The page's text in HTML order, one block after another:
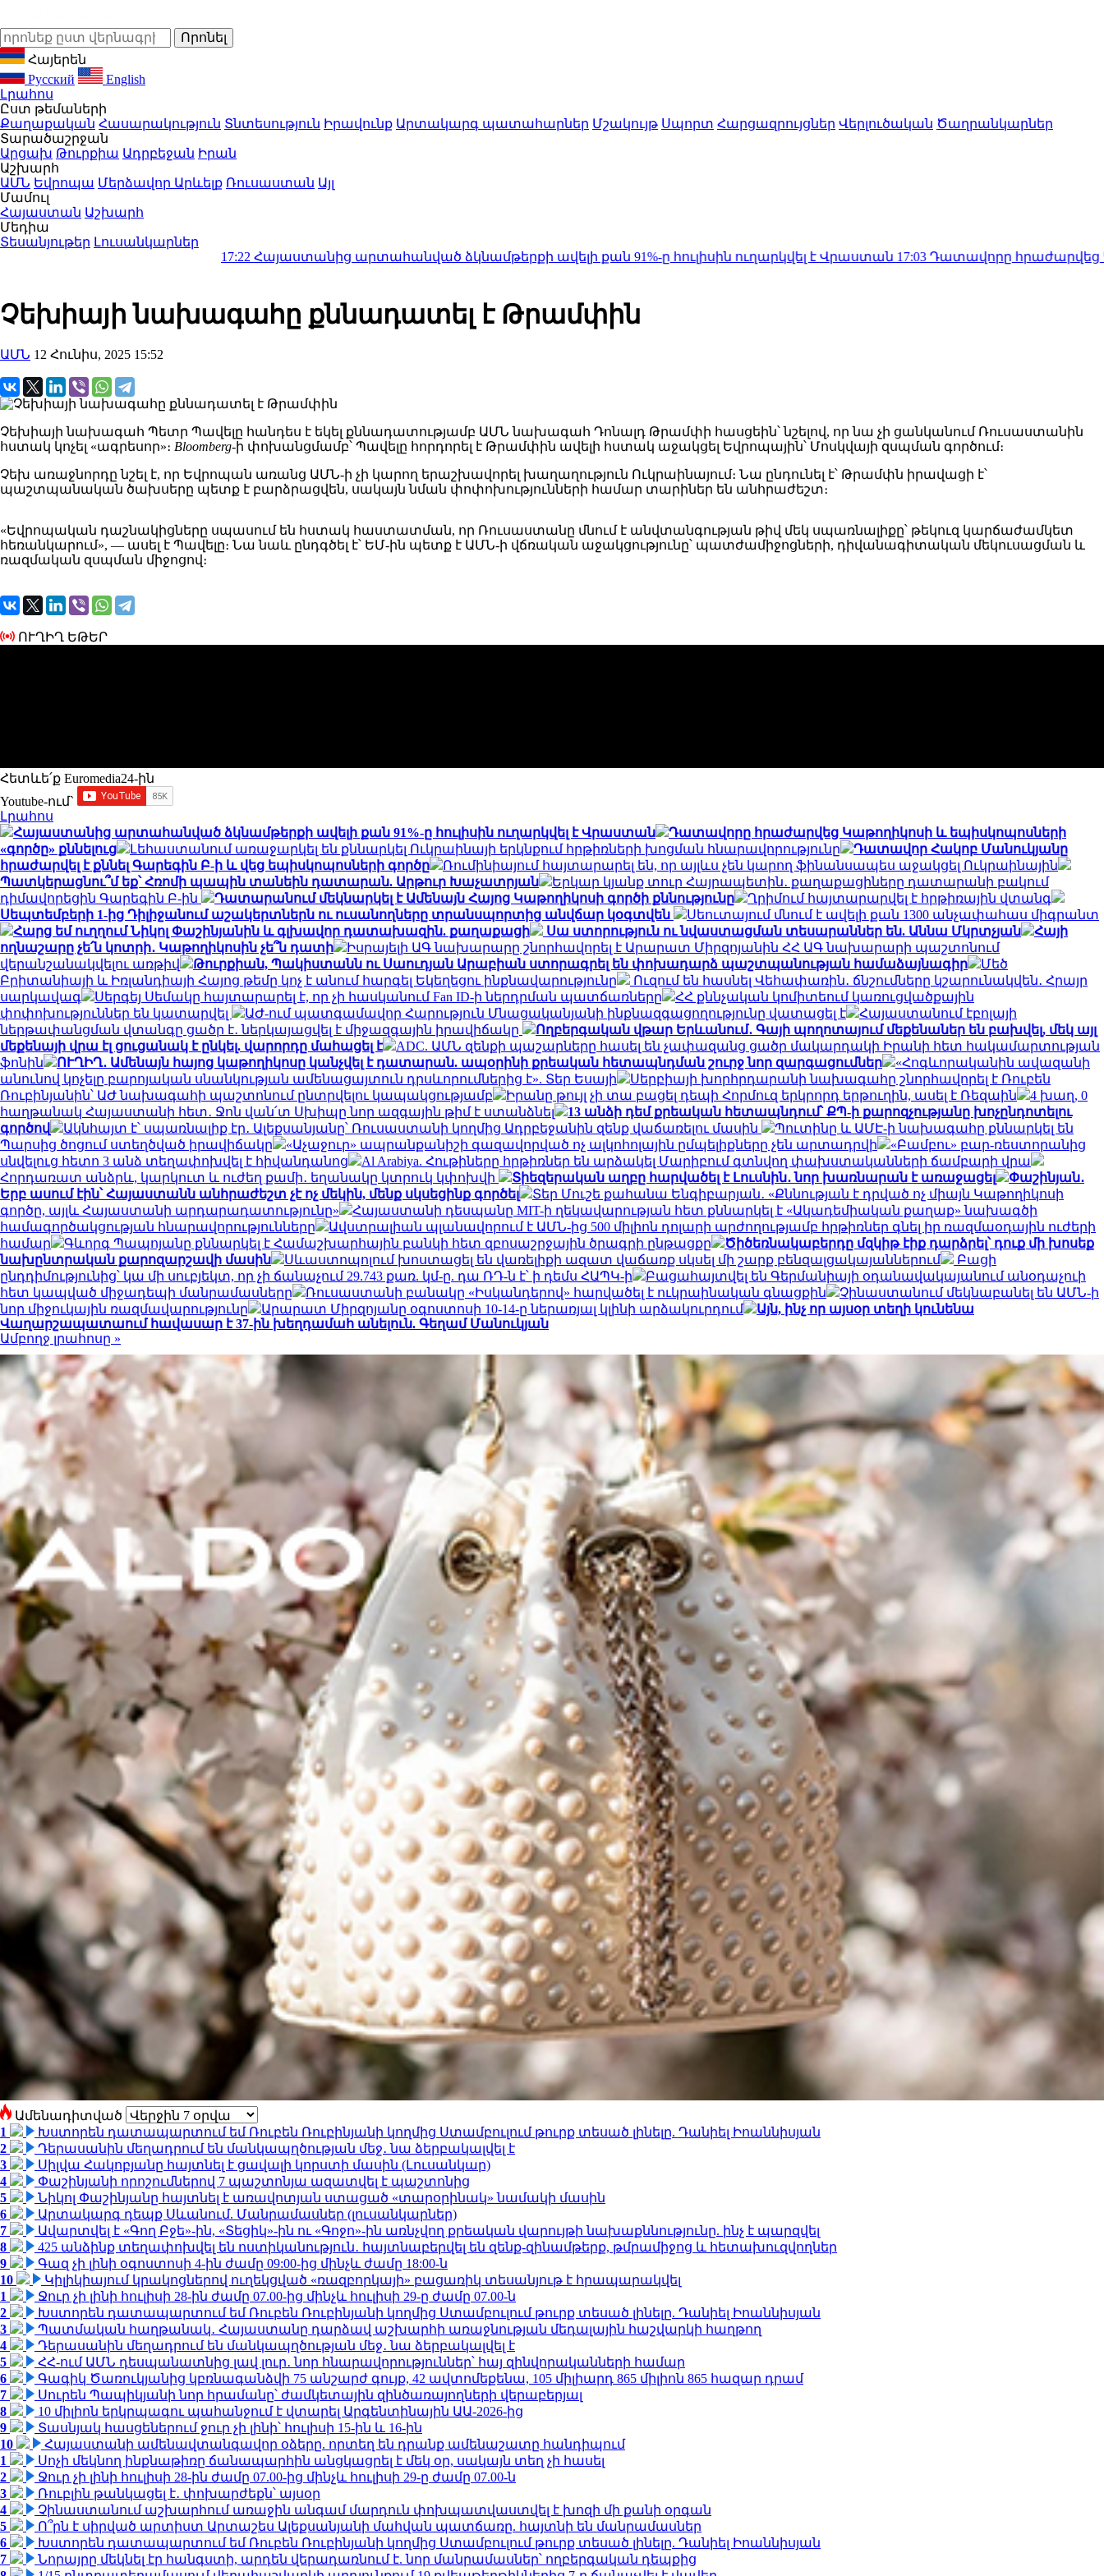
Հայերեն
Русский
English
Լրահոս
Ըստ թեմաների
Քաղաքական Հասարակություն Տնտեսություն Իրավունք Արտակարգ պատահարներ Մշակույթ Սպորտ Հարցազրույցներ Վերլուծական Ծաղրանկարներ
Տարածաշրջան
Արցախ Թուրքիա Ադրբեջան Իրան
Աշխարհ
ԱՄՆ Եվրոպա Մերձավոր Արևելք Ռուսաստան Այլ
Մամուլ
Հայաստան Աշխարհ
Մեդիա
Տեսանյութեր Լուսանկարներ
Հայաստանից արտահանված ձկնամթերքի ավելի քան 91%-ը հուլիսին ուղարկվել է Վրաստան 17:03Դատավորը հրաժարվեց
Չեխիայի նախագահը քննադատել է Թրամփին
ԱՄՆ 12 Հունիս, 2025 15:52
Չեխիայի նախագահ Պետր Պավելը հանդես է եկել քննադատությամբ ԱՄՆ նախագահ Դոնալդ Թրամփի հասցեին՝ նշելով, որ նա չի ցանկանում Ռուսաստանին
հստակ կոչել «ագրեսոր»։ Bloomberg-ի փոխանցմամբ՝ Պավելը հորդորել է Թրամփին ավելի հստակ աջակցել Եվրոպային՝ Մոսկվայի զսպման գործում։
Չեխ առաջնորդը նշել է, որ Եվրոպան առանց ԱՄՆ-ի չի կարող երաշխավորել խաղաղություն Ուկրաինայում։ Նա ընդունել է՝ Թրամփն իրավացի է՝
պաշտպանական ծախսերը պետք է բարձրացվեն, սակայն նման փոփոխությունների համար տարիներ են անհրաժեշտ։
«Եվրոպական դաշնակիցները սպասում են հստակ հաստատման, որ Ռուսաստանը մնում է անվտանգության թիվ մեկ սպառնալիքը՝ թեկուզ կարճաժամկետ
հեռանկարում», — ասել է Պավելը։ Նա նաև ընդգծել է՝ ԵՄ-ին պետք է ԱՄՆ-ի վճռական աջակցությունը՝ պատժամիջոցների, դիվանագիտական մեկուսացման և
ռազմական զսպման միջոցով։
ՈՒՂԻՂ ԵԹԵՐ
Հետևե՛ք Euromedia24-ին
Youtube-ում`
Լրահոս
Հայաստանից արտահանված ձկնամթերքի ավելի քան 91%-ը հուլիսին ուղարկվել է Վրաստան
Դատավորը հրաժարվեց Կաթողիկոսի և եպիսկոպոսների
«գործը» քննելուց
Լեհաստանում առաջարկել են քննարկել Ուկրաինայի երկնքում հրթիռների խոցման հնարավորությունը
Դատավոր Հակոբ Մանուկյանը
հրաժարվել է քննել Գարեգին Բ-ի և վեց եպիսկոպոսների գործը
Ռումինիայում հայտարարել են, որ այլևս չեն կարող ֆինանսապես աջակցել Ուկրաինային
Պատկերացնու՞մ եք՝ Հռոմի պապին տանեին դատարան. Արթուր Խաչատրյան
Երկար կյանք տուր Հայրապետին․ քաղաքացիները դատարանի բակում
դիմավորեցին Գարեգին Բ-ին
Դատարանում մեկնարկել է Ամենայն Հայոց Կաթողիկոսի գործի քննությունը
Ղրիմում հայտարարվել է հրթիռային վտանգ
Սեպտեմբերի 1-ից Դիլիջանում աշակերտներն ու ուսանողները տրանսպորտից անվճար կօգտվեն
Սեուտայում մնում է ավելի քան 1300 անչափահաս միգրանտ
Հարց եմ ուղղում Նիկոլ Փաշինյանին և գլխավոր դատախազին. քաղաքացի
Սա ստորություն ու նվաստացման տեսարաններ են. Աննա Մկրտչյան
Հայի
ողնաշարը չե՛ն կոտրի․ Կաթողիկոսին չե՞ն դատի
Իսրայելի ԱԳ նախարարը շնորհավորել է Արարատ Միրզոյանին ՀՀ ԱԳ նախարարի պաշտոնում
վերանշանակվելու առթիվ
Թուրքիան, Պակիստանն ու Սաուդյան Արաբիան ստորագրել են փոխադարձ պաշտպանության համաձայնագիր
Մեծ
Բրիտանիայի և Իռլանդիայի Հայոց թեմը կոչ է անում հարգել Եկեղեցու ինքնավարությունը
Ուզում են հասնել Վեհափառին․ ճնշումները կշարունակվեն․ Հրայր
սարկավագ
Սերգեյ Սեմակը հայտարարել է, որ չի հասկանում Fan ID-ի ներդրման պատճառները
ՀՀ քննչական կոմիտեում կառուցվածքային
փոփոխություններ են կատարվել
ԱԺ-ում պատգամավոր Հարություն Մնացականյանի ինքնազգացողությունը վատացել է
Հայաստանում էբոլայի
ներթափանցման վտանգը ցածր է․ ներկայացվել է միջազգային իրավիճակը
Ողբերգական վթար Երևանում․ Գայի պողոտայում մեքենաներ են բախվել, մեկ այլ
մեքենայի վրա էլ ցուցանակ է ընկել. վարորդը մահացել է
ADC. ԱՄՆ զենքի պաշարները հասել են չափազանց ցածր մակարդակի Իրանի հետ հակամարտության
ֆոնին
ՈՒՂԻՂ․ Ամենայն հայոց կաթողիկոսը կանչվել է դատարան. ապօրինի քրեական հետապնդման շուրջ նոր զարգացումներ
«Հոգևորականին ավազանի
անունով կոչելը բարոյական սնանկության ամենացայտուն դրսևորումներից է». Տեր Եսայի
Սերբիայի խորհրդարանի նախագահը շնորհավորել է Ռուբեն
Ռուբինյանին՝ ԱԺ նախագահի պաշտոնում ընտրվելու կապակցությամբ
Իրանը թույլ չի տա բացել դեպի Հորմուզ երկրորդ երթուղին, ասել է Ռեզաին
4 խաղ, 0
հաղթանակ Հայաստանի հետ․ Ջոն վան՛տ Սխիպը նոր ազգային թիմ է ստանձնել
13 անձի դեմ քրեական հետապնդում՝ ՔՊ-ի քարոզչությանը խոչընդոտելու
գործով
Ակնհայտ է՝ սպառնալիք էր․ Ալեքսանյանը՝ Ռուսաստանի կողմից Ադրբեջանին զենք վաճառելու մասին
Պուտինը և ԱՄԷ-ի նախագահը քննարկել են
Պարսից ծոցում ստեղծված իրավիճակը
«Աչաջուր» ապրանքանիշի գազավորված ոչ ալկոհոլային ըմպելիքները չեն արտադրվի
«Բամբու» բար-ռեստորանից
սնվելուց հետո 3 անձ տեղափոխվել է հիվանդանոց
Al Arabiya. Հութիները հրթիռներ են արձակել Մարիբում գտնվող փախստականների ճամբարի վրա
Հորդառատ անձրև, կարկուտ և ուժեղ քամի․ եղանակը կտրուկ կփոխվի
Տիեզերական աղբը հարվածել է Լուսնին․ նոր խառնարան է առաջացել
Փաշինյան․
Երբ ասում էին՝ Հայաստանն անհրաժեշտ չէ ոչ մեկին, մենք սկսեցինք գործել
Տեր Մուշե քահանա Ենգիբարյան․ «Քննության է դրված ոչ միայն Կաթողիկոսի
գործը, այլև Հայաստանի արդարադատությունը»
Հայաստանի դեսպանը MIT-ի ղեկավարության հետ քննարկել է «Ակադեմիական քաղաք» նախագծի
համագործակցության հնարավորությունները
Ավստրալիան պլանավորում է ԱՄՆ-ից 500 միլիոն դոլարի արժողությամբ հրթիռներ գնել իր ռազմաօդային ուժերի
համար
Գևորգ Պապոյանը քննարկել է Համաշխարհային բանկի հետ զբոսաշրջային ծրագրի ընթացքը
Ծիծեռնակաբերդը մզկիթ էիք դարձրել՝ դուք մի խոսեք
նախընտրական քարոզարշավի մասին
Սևաստոպոլում խոստացել են վառելիքի ազատ վաճառք սկսել մի շարք բենզալցակայաններում
Բացի
ընդդիմությունից՝ կա մի սուբյեկտ, որ չի ճանաչում 29.743 քառ. կմ-ը. դա ՌԴ-ն է՝ ի դեմս ՀԱՊԿ-ի
Բացահայտվել են Գերմանիայի օդանավակայանում անօդաչուի
հետ կապված միջադեպի մանրամասները
Ռուսաստանի բանակը «Իսկանդերով» հարվածել է ուկրաինական գնացքին
Չինաստանում մեկնաբանել են ԱՄՆ-ի
նոր միջուկային ռազմավարությունը
Արարատ Միրզոյանը օգոստոսի 10-14-ը ներառյալ կլինի արձակուրդում
Այն, ինչ որ այսօր տեղի կունենա
Վաղարշապատաում հավասար է 37-ին խեղդամահ անելուն. Գեղամ Մանուկյան
Ամբողջ լրահոսը »
Ամենադիտված
1
Խստորեն դատապարտում եմ Ռուբեն Ռուբինյանի կողմից Ստամբուլում թուրք տեսած լինելը. Դանիել Իոաննիսյան
2
Դերասանին մեղադրում են մանկապղծության մեջ․ նա ձերբակալվել է
3
Սիլվա Հակոբյանը հայտնել է ցավալի կորստի մասին (Լուսանկար)
4
Փաշինյանի որոշումներով 7 պաշտոնյա ազատվել է պաշտոնից
5
Նիկոլ Փաշինյանը հայտնել է առավոտյան ստացած «տարօրինակ» նամակի մասին
6
Արտակարգ դեպք Սևանում. Մանրամասներ (լուսանկարներ)
7
Ավարտվել է «Գող Բջե»-ին, «Տեցիկ»-ին ու «Գոջո»-ին առնչվող քրեական վարույթի նախաքննությունը. ինչ է պարզվել
8
425 անձինք տեղափոխվել են ոստիկանություն․ հայտնաբերվել են զենք-զինամթերք, թմրամիջոց և հետախուզվողներ
9
Գազ չի լինի օգոստոսի 4-ին ժամը 09:00-ից մինչև ժամը 18:00-ն
10
Կիլիկիայում կրակոցներով ուղեկցված «ռազբորկայի» բացառիկ տեսանյութ է հրապարակվել
1
Ջուր չի լինի հուլիսի 28-ին ժամը 07.00-ից մինչև հուլիսի 29-ը ժամը 07.00-ն
2
Խստորեն դատապարտում եմ Ռուբեն Ռուբինյանի կողմից Ստամբուլում թուրք տեսած լինելը. Դանիել Իոաննիսյան
3
Պատմական հաղթանակ․ Հայաստանը դարձավ աշխարհի առաջնության մեդալային հաշվարկի հաղթող
4
Դերասանին մեղադրում են մանկապղծության մեջ․ նա ձերբակալվել է
5
ՀՀ-ում ԱՄՆ դեսպանատնից լավ լուր․ նոր հնարավորություններ՝ հայ զինվորականների համար
6
Գագիկ Ծառուկյանից կբռնագանձվի 75 անշարժ գույք, 42 ավտոմեքենա, 105 միլիարդ 865 միլիոն 865 հազար դրամ
7
Սուրեն Պապիկյանի նոր հրամանը՝ ժամկետային զինծառայողների վերաբերյալ
8
10 միլիոն երկրպագու պահանջում է վտարել Արգենտինային ԱԱ-2026-ից
9
Տասնյակ հասցեներում ջուր չի լինի՝ հուլիսի 15-ին և 16-ին
10
Հայաստանի ամենավտանգավոր օձերը. որտեղ են դրանք ամենաշատը հանդիպում
1
Սոչի մեկնող ինքնաթիռը ճանապարհին անցկացրել է մեկ օր, սակայն տեղ չի հասել
2
Ջուր չի լինի հուլիսի 28-ին ժամը 07.00-ից մինչև հուլիսի 29-ը ժամը 07.00-ն
3
Ռուբլին թանկացել է․ փոխարժեքն՝ այսօր
4
Չինաստանում աշխարհում առաջին անգամ մարդուն փոխպատվաստվել է խոզի մի քանի օրգան
5
Ո՞րն է սիրված արտիստ Արտաշես Ալեքսանյանի մահվան պատճառը. հայտնի են մանրամասներ
6
Խստորեն դատապարտում եմ Ռուբեն Ռուբինյանի կողմից Ստամբուլում թուրք տեսած լինելը. Դանիել Իոաննիսյան
7
Նորայրը մեկնել էր հանգստի, արդեն վերադառնում է. նոր մանրամասներ՝ ողբերգական դեպքից